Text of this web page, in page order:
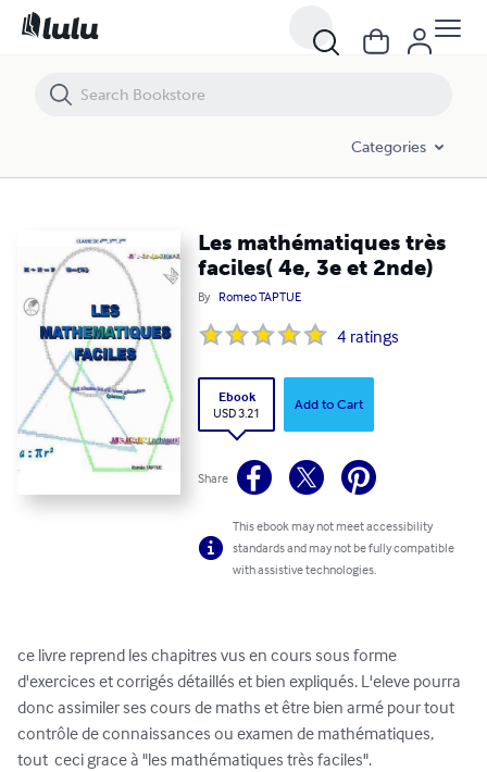
Categories
Les mathématiques très
faciles( 4e, 3e et 2nde)
By Romeo TAPTUE
4 ratings
Ebook
USD 3.21
Add to Cart
Share
This ebook may not meet accessibility
standards and may not be fully compatible
with assistive technologies.
ce livre reprend les chapitres vus en cours sous forme
d'exercices et corrigés détaillés et bien expliqués. L'eleve pourra
donc assimiler ses cours de maths et être bien armé pour tout
contrôle de connaissances ou examen de mathématiques,
tout  ceci grace à "les mathématiques très faciles".
Les mathématiques très faciles( 4e, 3e et 2nde)